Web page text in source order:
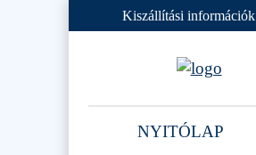
Kiszállítási információk
NYITÓLAP